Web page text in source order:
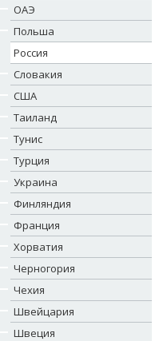
ОАЭ
Польша
Россия
Словакия
США
Таиланд
Тунис
Турция
Украина
Финляндия
Франция
Хорватия
Черногория
Чехия
Швейцария
Швеция